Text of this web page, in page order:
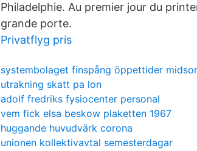
Philadelphie. Au premier jour du
grande porte.
Privatflyg pris
systembolaget finspång öppettider
utrakning skatt pa lon
adolf fredriks fysiocenter personal
vem fick elsa beskow plaketten 1967
huggande huvudvärk corona
unionen kollektivavtal semesterdagar